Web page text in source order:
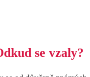
se vzaly?